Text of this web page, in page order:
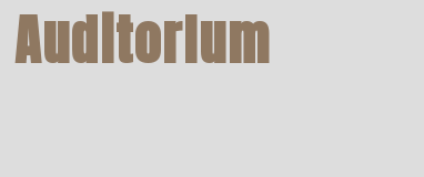
Auditorlum